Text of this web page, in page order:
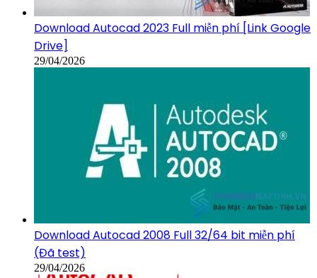
Download Autocad 2023 Full miễn phí [Link Google
Drive]
29/04/2026
Download Autocad 2008 Full 32/64 bit miễn phí
(Đã test)
29/04/2026